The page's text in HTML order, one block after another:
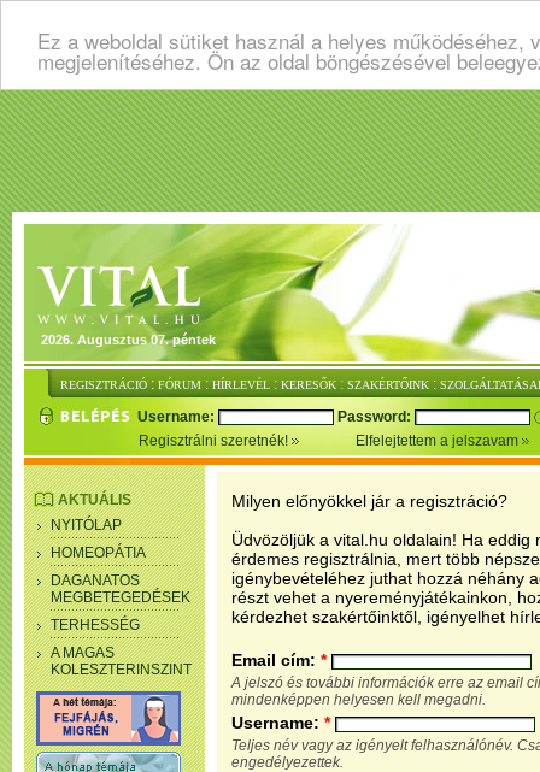
Ez a weboldal sütiket használ a helyes
megjelenítéséhez. Ön az oldal böngészésével
2026. Augusztus 07. péntek
REGISZTRÁCIÓ : FÓRUM : HÍRLEVÉL : KERESŐK : SZAKÉRTŐINK :
Username:
Password:
Regisztrálni szeretnék!
Elfelejtettem a jelszavam
AKTUÁLIS
NYITÓLAP
HOMEOPÁTIA
DAGANATOS
MEGBETEGEDÉSEK
TERHESSÉG
A MAGAS
KOLESZTERINSZINT
Milyen előnyökkel jár a regisztráció?
Üdvözöljük a vital.hu oldalain! Ha eddig
érdemes regisztrálnia, mert több
igénybevételéhez juthat hozzá néhány
részt vehet a nyereményjátékainkon,
kérdezhet szakértőinktől, igényelhet
Email cím: *
A jelszó és további információk erre az email
mindenképpen helyesen kell megadni.
Username: *
Teljes név vagy az igényelt felhasználónév.
engedélyezettek.